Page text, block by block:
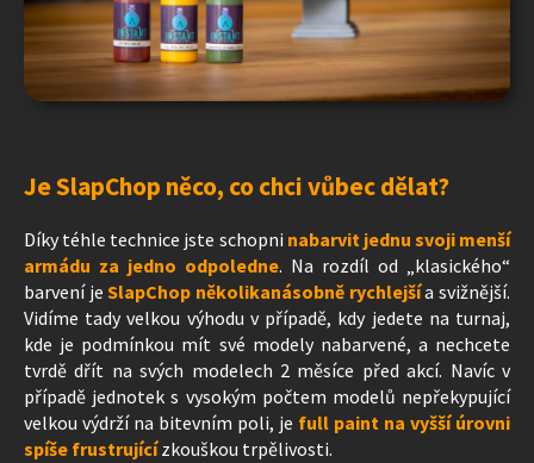
Je SlapChop něco, co chci vůbec dělat?
Díky téhle technice jste schopni nabarvit jednu svoji menší
armádu za jedno odpoledne. Na rozdíl od „klasického“
barvení jeSlapChop několikanásobně rychlejšía svižnější.
Vidíme tady velkou výhodu v případě, kdy jedete na turnaj,
kde je podmínkou mít své modely nabarvené, a nechcete
tvrdě dřít na svých modelech 2 měsíce před akcí. Navíc v
případě jednotek s vysokým počtem modelů nepřekypující
velkou výdrží na bitevním poli, je full paint na vyšší úrovni
spíše frustrujícízkouškou trpělivosti.